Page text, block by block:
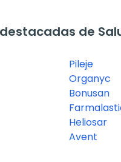
de
Pileje
Organyc
Bonusan
Heliosar
Avent